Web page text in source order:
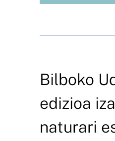
Bilboko
edizioa
naturari